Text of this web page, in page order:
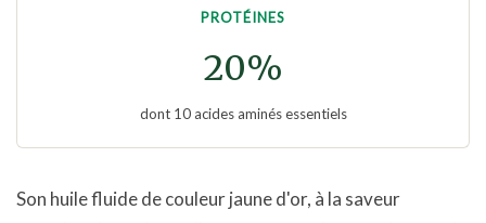
PROTÉINES
20%
dont 10 acides aminés essentiels
Son huile fluide de couleur jaune d'or, à la saveur